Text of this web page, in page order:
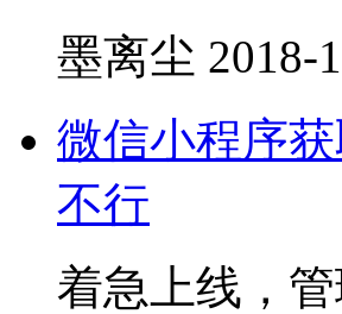
墨离尘 2018-
微信小程序
不行
着急上线，